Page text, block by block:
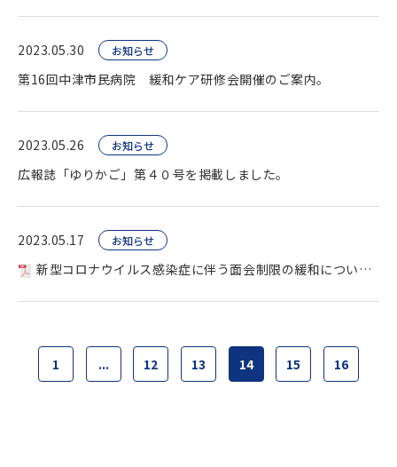
2023.05.30 お知らせ
第16回中津市民病院 緩和ケア研修会開催のご案内。
2023.05.26 お知らせ
広報誌「ゆりかご」第４０号を掲載しました。
2023.05.17 お知らせ
新型コロナウイルス感染症に伴う面会制限の緩和について。
1 ... 12 13 14 15 16